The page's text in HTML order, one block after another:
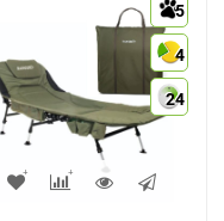
5
4
24